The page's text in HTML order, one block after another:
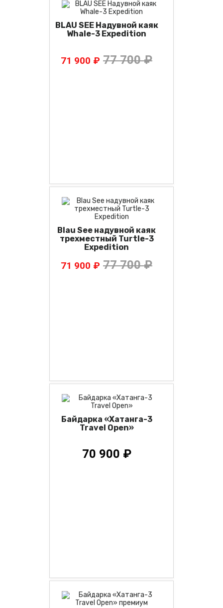
BLAU SEE Надувной каяк
Whale-3 Expedition
71 900 ₽ 77 700 ₽
Blau See надувной каяк
трехместный Turtle-3
Expedition
71 900 ₽ 77 700 ₽
Байдарка «Хатанга-3
Travel Open»
70 900 ₽